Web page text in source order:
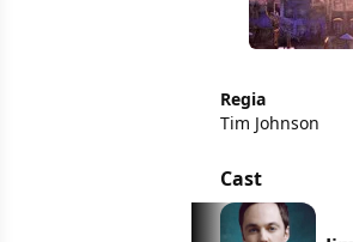
Regia
Tim Johnson
Cast